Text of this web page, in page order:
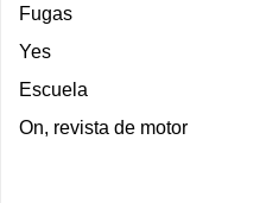
Fugas
Yes
Escuela
On, revista de motor